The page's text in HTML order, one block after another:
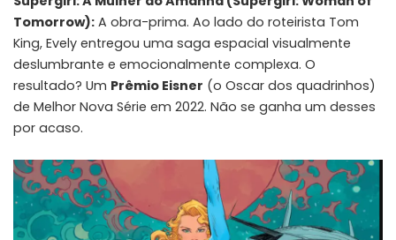
Tomorrow): A obra-prima. Ao lado do roteirista Tom
King, Evely entregou uma saga espacial visualmente
deslumbrante e emocionalmente complexa. O
resultado? Um Prêmio Eisner (o Oscar dos quadrinhos)
de Melhor Nova Série em 2022. Não se ganha um desses
por acaso.